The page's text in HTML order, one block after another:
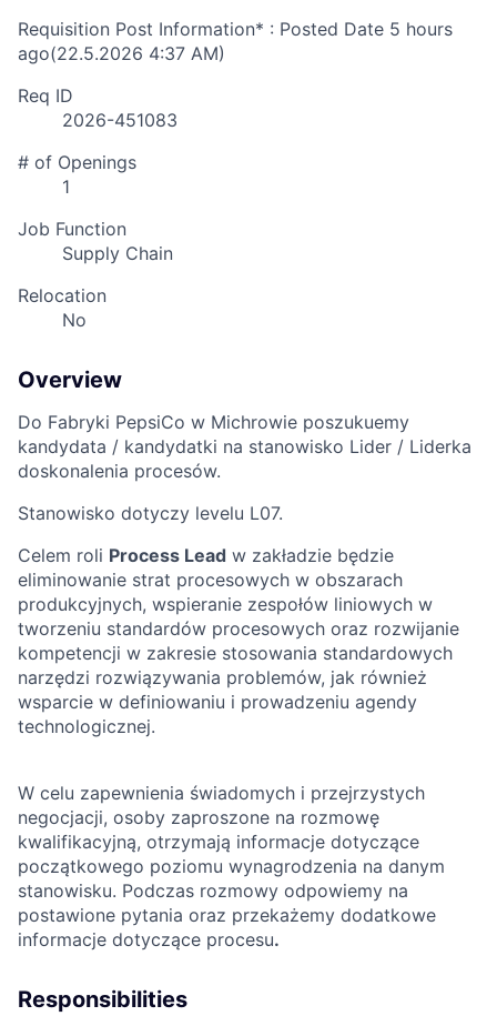
Requisition Post Information* : Posted Date 5 hours
ago(22.5.2026 4:37 AM)
Req ID
2026-451083
# of Openings
1
Job Function
Supply Chain
Relocation
No
Overview
Do Fabryki PepsiCo w Michrowie poszukuemy
kandydata / kandydatki na stanowisko Lider / Liderka
doskonalenia procesów.
Stanowisko dotyczy levelu L07.
Celem roli Process Lead w zakładzie będzie
eliminowanie strat procesowych w obszarach
produkcyjnych, wspieranie zespołów liniowych w
tworzeniu standardów procesowych oraz rozwijanie
kompetencji w zakresie stosowania standardowych
narzędzi rozwiązywania problemów, jak również
wsparcie w definiowaniu i prowadzeniu agendy
technologicznej.
W celu zapewnienia świadomych i przejrzystych
negocjacji, osoby zaproszone na rozmowę
kwalifikacyjną, otrzymają informacje dotyczące
początkowego poziomu wynagrodzenia na danym
stanowisku. Podczas rozmowy odpowiemy na
postawione pytania oraz przekażemy dodatkowe
informacje dotyczące procesu.
Responsibilities